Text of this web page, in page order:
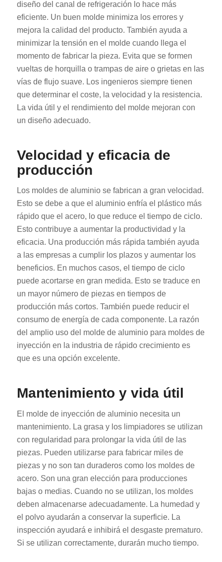
diseño del canal de refrigeración lo hace más
eficiente. Un buen molde minimiza los errores y
mejora la calidad del producto. También ayuda a
minimizar la tensión en el molde cuando llega el
momento de fabricar la pieza. Evita que se formen
vueltas de horquilla o trampas de aire o grietas en las
vías de flujo suave. Los ingenieros siempre tienen
que determinar el coste, la velocidad y la resistencia.
La vida útil y el rendimiento del molde mejoran con
un diseño adecuado.
Velocidad y eficacia de
producción
Los moldes de aluminio se fabrican a gran velocidad.
Esto se debe a que el aluminio enfría el plástico más
rápido que el acero, lo que reduce el tiempo de ciclo.
Esto contribuye a aumentar la productividad y la
eficacia. Una producción más rápida también ayuda
a las empresas a cumplir los plazos y aumentar los
beneficios. En muchos casos, el tiempo de ciclo
puede acortarse en gran medida. Esto se traduce en
un mayor número de piezas en tiempos de
producción más cortos. También puede reducir el
consumo de energía de cada componente. La razón
del amplio uso del molde de aluminio para moldes de
inyección en la industria de rápido crecimiento es
que es una opción excelente.
Mantenimiento y vida útil
El molde de inyección de aluminio necesita un
mantenimiento. La grasa y los limpiadores se utilizan
con regularidad para prolongar la vida útil de las
piezas. Pueden utilizarse para fabricar miles de
piezas y no son tan duraderos como los moldes de
acero. Son una gran elección para producciones
bajas o medias. Cuando no se utilizan, los moldes
deben almacenarse adecuadamente. La humedad y
el polvo ayudarán a conservar la superficie. La
inspección ayudará e inhibirá el desgaste prematuro.
Si se utilizan correctamente, durarán mucho tiempo.